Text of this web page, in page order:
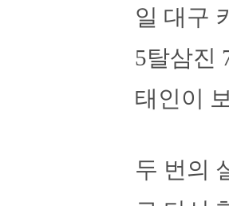
일 대구
5탈삼진
태인이
두 번의